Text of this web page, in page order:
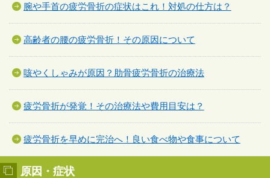
腕や手首の疲労骨折の症状はこれ！対処の仕方は？
高齢者の腰の疲労骨折！その原因について
咳やくしゃみが原因？肋骨疲労骨折の治療法
疲労骨折が発覚！その治療法や費用目安は？
疲労骨折を早めに完治へ！良い食べ物や食事について
原因・症状